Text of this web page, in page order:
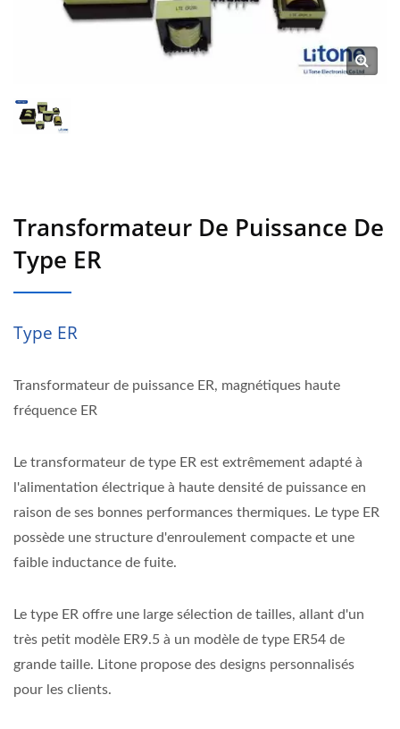
Transformateur De Puissance De
Type ER
Type ER
Transformateur de puissance ER, magnétiques haute
fréquence ER
Le transformateur de type ER est extrêmement adapté à
l'alimentation électrique à haute densité de puissance en
raison de ses bonnes performances thermiques. Le type ER
possède une structure d'enroulement compacte et une
faible inductance de fuite.
Le type ER offre une large sélection de tailles, allant d'un
très petit modèle ER9.5 à un modèle de type ER54 de
grande taille. Litone propose des designs personnalisés
pour les clients.